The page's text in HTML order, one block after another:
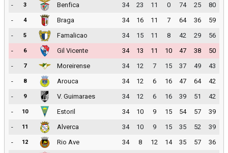
-
3 Benfica 34 23 11 0 74 25
80
-
4 Braga 34 16 11 7 64 36
59
-
5 Famalicao 34 15 11 8 42 29
56
-
6 Gil Vicente 34 13 11 10 47 38
50
-
7 Moreirense 34 12 7 15 37 49
43
-
8 Arouca 34 12 6 16 47 64
42
-
9 V. Guimaraes 34 12 6 16 39 51
42
-
10 Estoril 34 10 9 15 54 57
39
-
11 Alverca 34 10 9 15 35 52
39
-
12 Rio Ave 34 8 12 14 35 57
36